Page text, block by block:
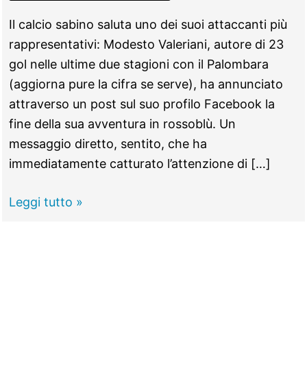
Il calcio sabino saluta uno dei suoi attaccanti più
rappresentativi: Modesto Valeriani, autore di 23
gol nelle ultime due stagioni con il Palombara
(aggiorna pure la cifra se serve), ha annunciato
attraverso un post sul suo profilo Facebook la
fine della sua avventura in rossoblù. Un
messaggio diretto, sentito, che ha
immediatamente catturato l’attenzione di […]
PALOMBARA
Leggi tutto »